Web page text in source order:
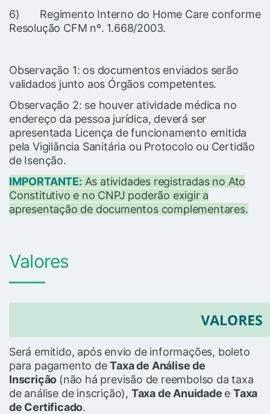
6) Regimento Interno do Home Care conforme
Resolução CFM nº. 1.668/2003.
Observação 1: os documentos enviados serão
validados junto aos Órgãos competentes.
Observação 2: se houver atividade médica no
endereço da pessoa jurídica, deverá ser
apresentada Licença de funcionamento emitida
pela Vigilância Sanitária ou Protocolo ou Certidão
de Isenção.
IMPORTANTE: As atividades registradas no Ato
Constitutivo e no CNPJ poderão exigir a
apresentação de documentos complementares.
Valores
Será emitido, após envio de informações, boleto
para pagamento deTaxa de Análise de
Inscrição (não há previsão de reembolso da taxa
de análise de inscrição), Taxa de Anuidade eTaxa
de Certificado.